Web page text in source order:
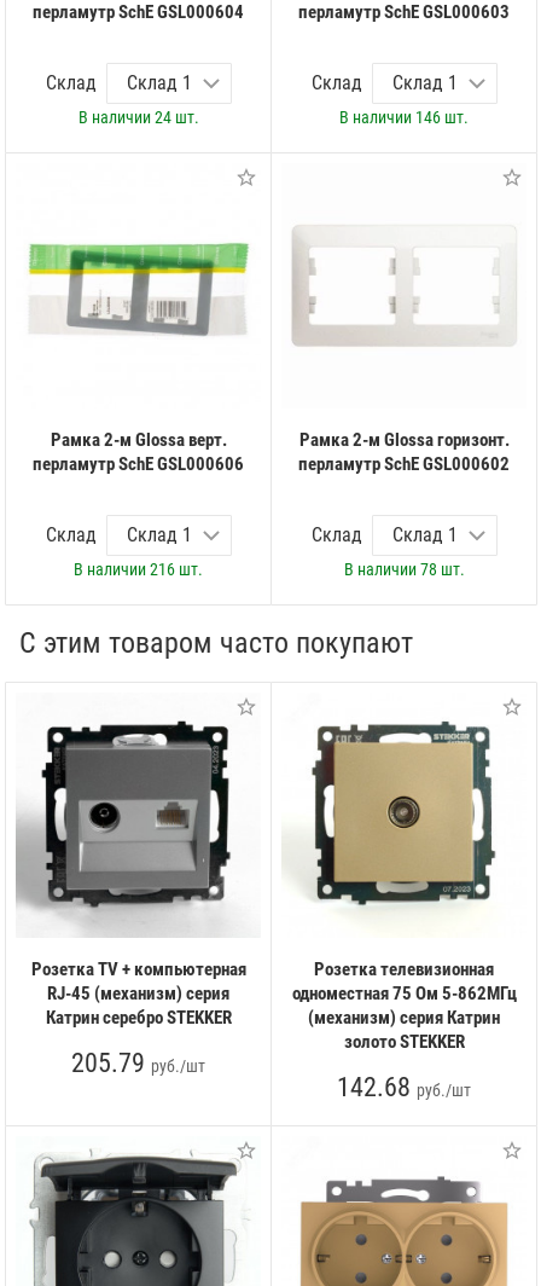
перламутр SchE GSL000604
Склад
В наличии24 шт.
перламутр SchE GSL000603
Склад
В наличии 146 шт.
Рамка 2-м Glossa верт.
перламутр SchE GSL000606
Склад
В наличии216 шт.
Рамка 2-м Glossa горизонт.
перламутр SchE GSL000602
Склад
В наличии78 шт.
С этим товаром часто покупают
Розетка TV + компьютерная
RJ-45 (механизм) серия
Катрин серебро STEKKER
205.79 руб./шт
Розетка телевизионная
одноместная 75 Ом 5-862МГц
(механизм) серия Катрин
золото STEKKER
142.68 руб./шт